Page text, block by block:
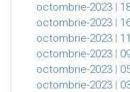
octombrie-2023 |
octombrie-2023 |
octombrie-2023 |
octombrie-2023 |
octombrie-2023 |
octombrie-2023 |